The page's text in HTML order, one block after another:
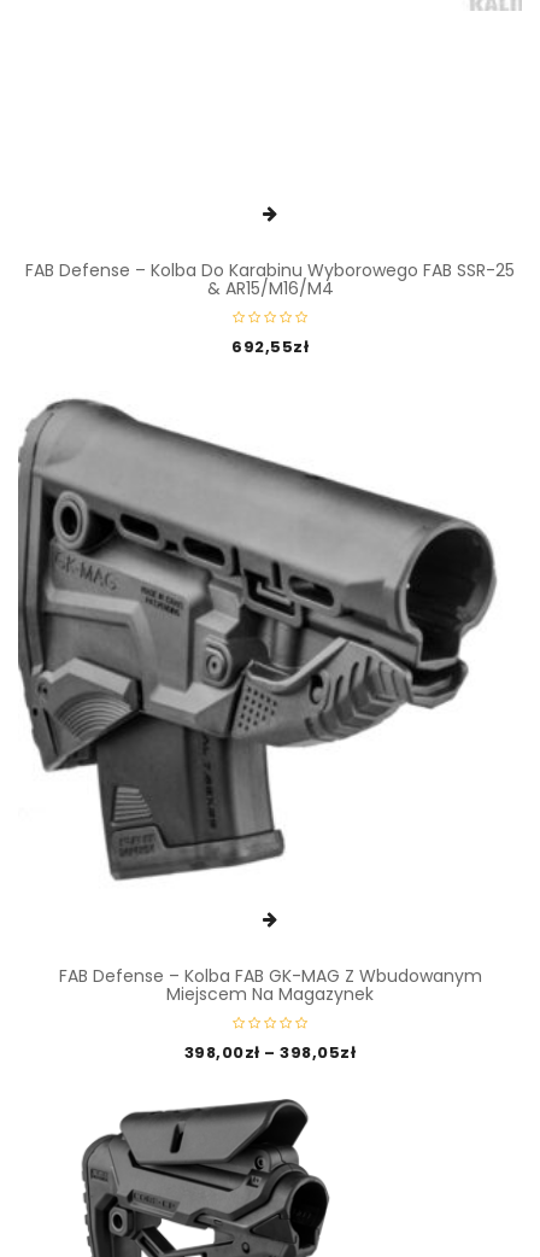
FAB Defense – Kolba Do Karabinu Wyborowego FAB SSR-25
& AR15/M16/M4
692,55zł
FAB Defense – Kolba FAB GK-MAG Z Wbudowanym
Miejscem Na Magazynek
398,00zł –398,05zł